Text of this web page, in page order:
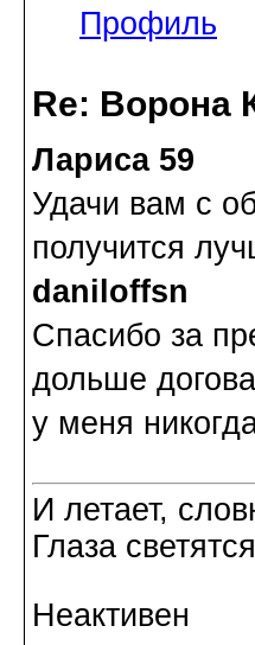
Профиль
Re: Ворона
Лариса 59
Удачи вам с
получится
daniloffsn
Спасибо за
дольше
у меня
И летает,
Глаза
Неактивен